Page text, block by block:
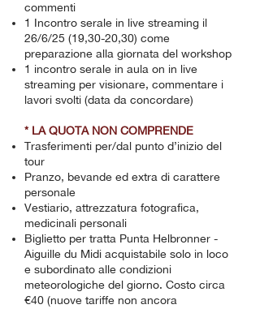
commenti
1 Incontro serale in live streaming il
26/6/25 (19,30-20,30) come
preparazione alla giornata del workshop
1 incontro serale in aula on in live
streaming per visionare, commentare i
lavori svolti (data da concordare)
* LA QUOTA NON COMPRENDE
Trasferimenti per/dal punto d’inizio del
tour
Pranzo, bevande ed extra di carattere
personale
Vestiario, attrezzatura fotografica,
medicinali personali
Biglietto per tratta Punta Helbronner -
Aiguille du Midi acquistabile solo in loco
e subordinato alle condizioni
meteorologiche del giorno. Costo circa
€40 (nuove tariffe non ancora